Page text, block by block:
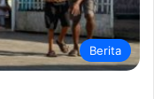
Berita